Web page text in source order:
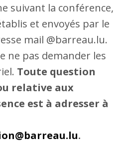
suivant la conférence,
et envoyés par le
mail @barreau.lu.
ne pas demander les
Toute question
relative aux
est à adresser à
.